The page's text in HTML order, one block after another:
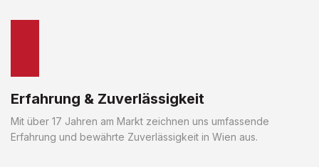
Erfahrung & Zuverlässigkeit
Mit über 17 Jahren am Markt zeichnen uns umfassende
Erfahrung und bewährte Zuverlässigkeit in Wien aus.